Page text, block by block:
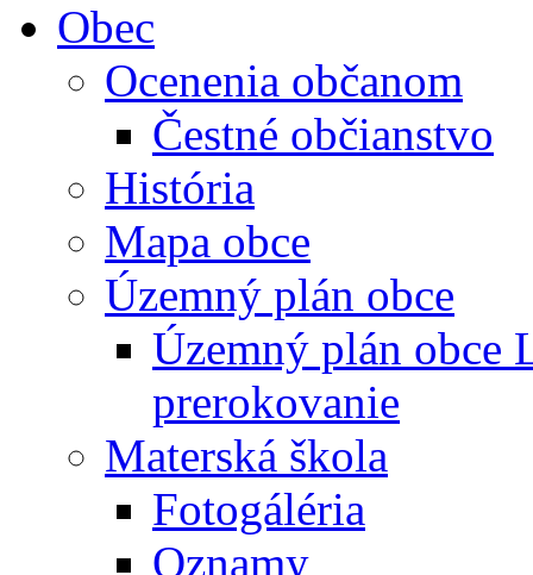
Obec
Ocenenia občanom
Čestné občianstvo
História
Mapa obce
Územný plán obce
Územný plán obce
prerokovanie
Materská škola
Fotogáléria
Oznamy